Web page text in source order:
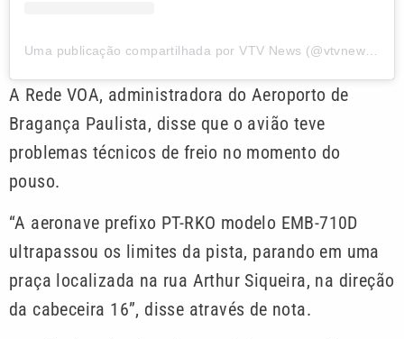
A Rede VOA, administradora do Aeroporto de
Bragança Paulista, disse que o avião teve
problemas técnicos de freio no momento do
pouso.
“A aeronave prefixo PT-RKO modelo EMB-710D
ultrapassou os limites da pista, parando em uma
praça localizada na rua Arthur Siqueira, na direção
da cabeceira 16”, disse através de nota.